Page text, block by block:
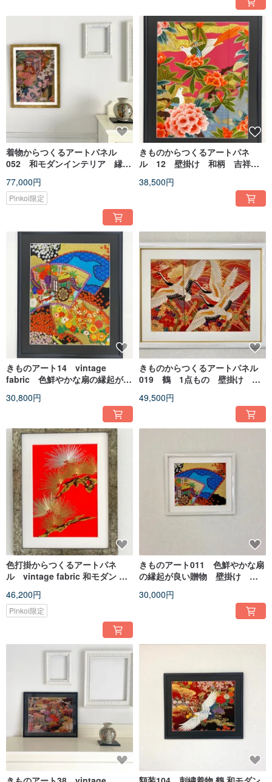
着物からつくるアートパネル
052 和モダンインテリア 縁起
お祝い 着物リメイク
77,000円
Pinkoi限定
きものからつくるアートパネ
ル 12 壁掛け 和柄 吉祥文
ア 1点もの
38,500円
きものアート14 vintage
fabric 色鮮やかな扇の縁起が良
テリア 引越新築祝い
30,800円
きものからつくるアートパネル
019 鶴 1点もの 壁掛け 和
ダンインテリア きものアート
49,500円
色打掛からつくるアートパネ
ル vintage fabric 和モダン 和
祝 新築祝 長寿祝 縁起物 額装イ
ンテリア 055
46,200円
Pinkoi限定
きものアート011 色鮮やかな扇
の縁起が良い贈物 壁掛け 和
い made in japan
30,000円